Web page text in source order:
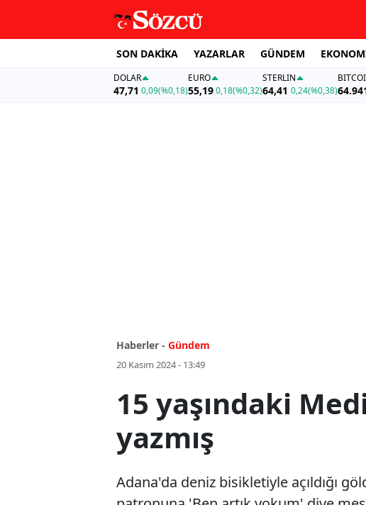
SON DAKİKA YAZARLAR GÜNDEM
DOLAR
47,71 0,09(%0,18)
EURO
55,19 0,18(%0,32)
STERLIN
64,41 0,24(%0,38)
Haberler - Gündem
20 Kasım 2024 - 13:49
15 yaşındaki
yazmış
Adana'da deniz bisikletiyle açıldığı